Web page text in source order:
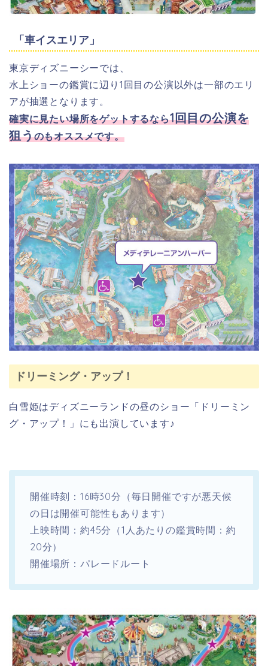
「車イスエリア」
東京ディズニーシーでは、
水上ショーの鑑賞に辺り1回目の公演以外は一部のエリ
アが抽選となります。
確実に見たい場所をゲットするなら1回目の公演を
狙うのもオススメです。
ドリーミング・アップ！
白雪姫はディズニーランドの昼のショー「ドリーミン
グ・アップ！」にも出演しています♪
開催時刻：16時30分（毎日開催ですが悪天候
の日は開催可能性もあります）
上映時間： 約45分 （1人あたりの鑑賞時間：約
20分）
開催場所：パレードルート